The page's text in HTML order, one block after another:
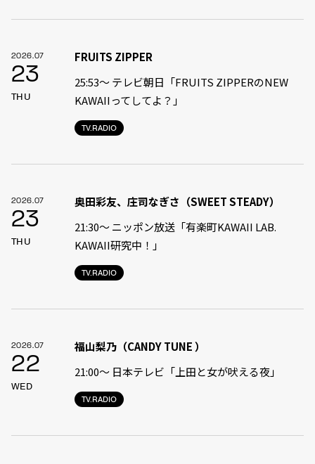
2026.07
23
THU
TV.RADIO
FRUITS ZIPPER
25:53～ テレビ朝日「FRUITS ZIPPERのNEW
KAWAIIってしてよ？」
2026.07
23
THU
TV.RADIO
奥田彩友、庄司なぎさ（SWEET STEADY）
21:30〜 ニッポン放送「有楽町KAWAII LAB.
KAWAII研究中！」
2026.07
22
WED
TV.RADIO
福山梨乃（CANDY TUNE ）
21:00〜 日本テレビ「上田と女が吠える夜」